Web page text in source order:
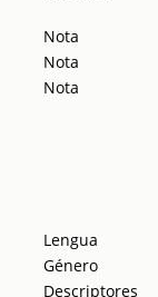
Nota
Nota
Nota
Lengua
Género
Descriptores